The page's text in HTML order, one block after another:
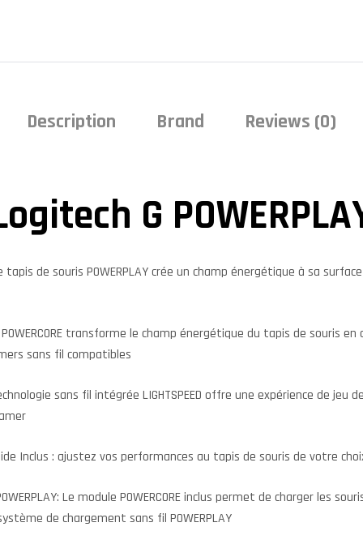
Description Brand Reviews (0)
G
tapis de souris POWERPLAY crée un champ énergétique à sa
POWERCORE transforme le champ énergétique du tapis de souris
sans fil compatibles
sans fil intégrée LIGHTSPEED offre une expérience de
Inclus : ajustez vos performances au tapis de souris de votre
Le module POWERCORE inclus permet de charger les souris
de chargement sans fil POWERPLAY